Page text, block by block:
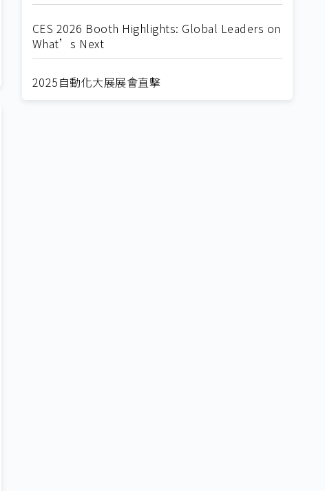
CES 2026 Booth Highlights: Global Leaders on
What’s Next
2025自動化大展展會直擊